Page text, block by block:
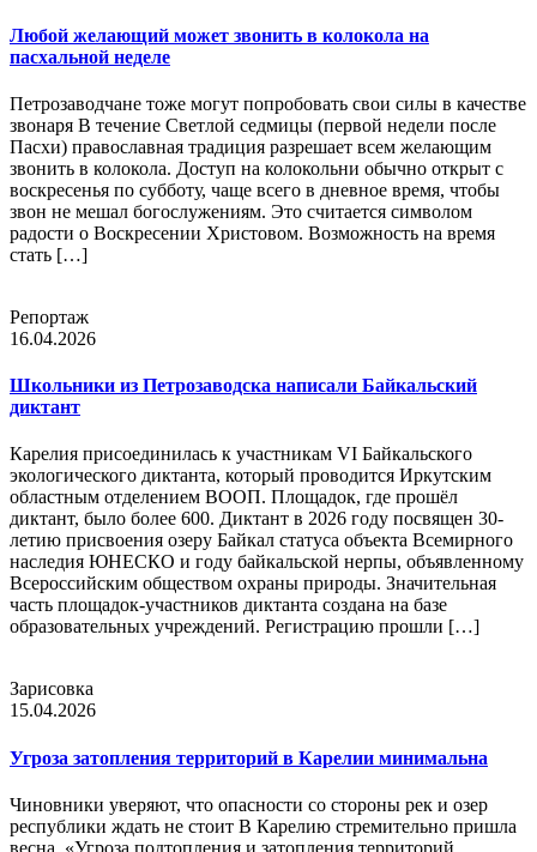
Любой желающий может звонить в колокола на
пасхальной неделе
Петрозаводчане тоже могут попробовать свои силы в качестве
звонаря В течение Светлой седмицы (первой недели после
Пасхи) православная традиция разрешает всем желающим
звонить в колокола. Доступ на колокольни обычно открыт с
воскресенья по субботу, чаще всего в дневное время, чтобы
звон не мешал богослужениям. Это считается символом
радости о Воскресении Христовом. Возможность на время
стать […]
Репортаж
16.04.2026
Школьники из Петрозаводска написали Байкальский
диктант
Карелия присоединилась к участникам VI Байкальского
экологического диктанта, который проводится Иркутским
областным отделением ВООП. Площадок, где прошёл
диктант, было более 600. Диктант в 2026 году посвящен 30-
летию присвоения озеру Байкал статуса объекта Всемирного
наследия ЮНЕСКО и году байкальской нерпы, объявленному
Всероссийским обществом охраны природы. Значительная
часть площадок-участников диктанта создана на базе
образовательных учреждений. Регистрацию прошли […]
Зарисовка
15.04.2026
Угроза затопления территорий в Карелии минимальна
Чиновники уверяют, что опасности со стороны рек и озер
республики ждать не стоит В Карелию стремительно пришла
весна. «Угроза подтопления и затопления территорий